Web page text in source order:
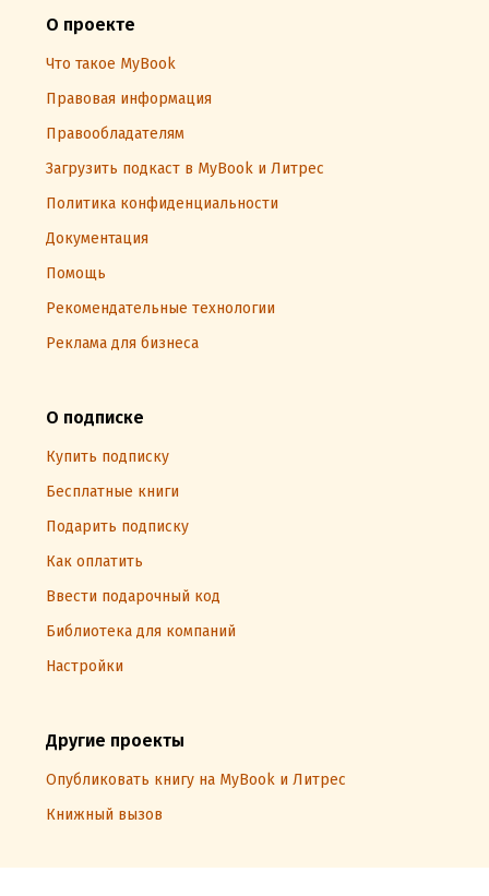
О проекте
Что такое MyBook
Правовая информация
Правообладателям
Загрузить подкаст в MyBook и Литрес
Политика конфиденциальности
Документация
Помощь
Рекомендательные технологии
Реклама для бизнеса
О подписке
Купить подписку
Бесплатные книги
Подарить подписку
Как оплатить
Ввести подарочный код
Библиотека для компаний
Настройки
Другие проекты
Опубликовать книгу на MyBook и Литрес
Книжный вызов